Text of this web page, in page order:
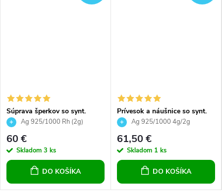
Súprava šperkov so synt.
opálom a Preciosa crystals,
srdce
Ag 925/1000 Rh (2g)
60 €
Skladom 3 ks
DO KOŠÍKA
Prívesok a náušnice so synt.
opálom a Preciosa crystals -
Ag 925/1000 4g/2g
61,50 €
Skladom 1 ks
DO KOŠÍKA